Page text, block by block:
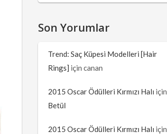
Son Yorumlar
Trend: Saç Küpesi Modelleri [Hair
Rings] için canan
2015 Oscar Ödülleri Kırmızı Halı için
Betül
2015 Oscar Ödülleri Kırmızı Halı için